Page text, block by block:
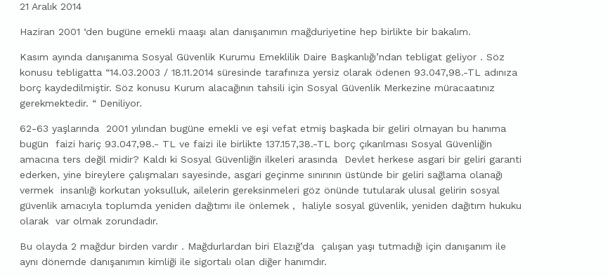
21 Aralık 2014
Haziran 2001 ‘den bugüne emekli maaşı alan danışanımın mağduriyetine hep birlikte bir bakalım.
Kasım ayında danışanıma Sosyal Güvenlik Kurumu Emeklilik Daire Başkanlığı’ndan tebligat geliyor . Söz
konusu tebligatta “14.03.2003 / 18.11.2014 süresinde tarafınıza yersiz olarak ödenen 93.047,98.-TL adınıza
borç kaydedilmiştir. Söz konusu Kurum alacağının tahsili için Sosyal Güvenlik Merkezine müracaatınız
gerekmektedir. “ Deniliyor.
62-63 yaşlarında 2001 yılından bugüne emekli ve eşi vefat etmiş başkada bir geliri olmayan bu hanıma
bugün faizi hariç 93.047,98.- TL ve faizi ile birlikte 137.157,38.-TL borç çıkarılması Sosyal Güvenliğin
amacına ters değil midir? Kaldı ki Sosyal Güvenliğin ilkeleri arasında Devlet herkese asgari bir geliri garanti
ederken, yine bireylere çalışmaları sayesinde, asgari geçinme sınırının üstünde bir geliri sağlama olanağı
vermek insanlığı korkutan yoksulluk, ailelerin gereksinmeleri göz önünde tutularak ulusal gelirin sosyal
güvenlik amacıyla toplumda yeniden dağıtımı ile önlemek , haliyle sosyal güvenlik, yeniden dağıtım hukuku
olarak var olmak zorundadır.
Bu olayda 2 mağdur birden vardır . Mağdurlardan biri Elazığ’da çalışan yaşı tutmadığı için danışanım ile
aynı dönemde danışanımın kimliği ile sigortalı olan diğer hanımdır.